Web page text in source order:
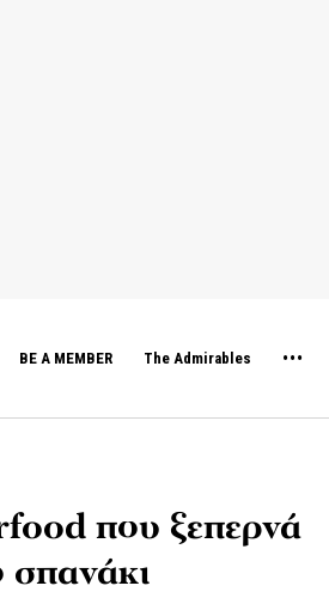
BE A MEMBER The Admirables
που ξεπερνά
σπανάκι